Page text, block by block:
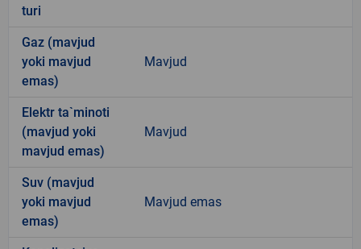
turi
Gaz (mavjud
yoki mavjud
emas)
Mavjud
Elektr ta`minoti
(mavjud yoki
mavjud emas)
Mavjud
Suv (mavjud
yoki mavjud
emas)
Mavjud emas